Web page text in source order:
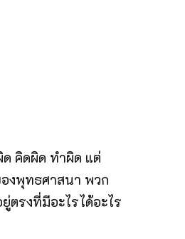
คิดผิด ทำผิด แต่
งพุทธศาสนา พวก
ตรงที่มีอะไรได้อะไร